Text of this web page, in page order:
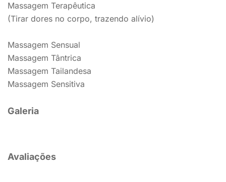
Massagem Terapêutica
(Tirar dores no corpo, trazendo alívio)
Massagem Sensual
Massagem Tântrica
Massagem Tailandesa
Massagem Sensitiva
Galeria
Avaliações